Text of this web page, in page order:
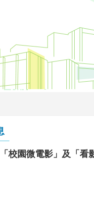
校園微電影」及「看